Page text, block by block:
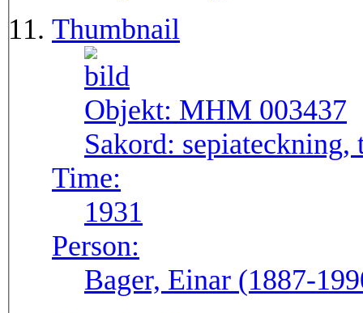
Thumbnail
Objekt: MHM 003437
Sakord: sepiateckning,
Time:
1931
Person:
Bager, Einar (1887-